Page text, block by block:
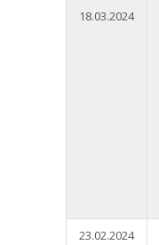
18.03.2024
23.02.2024